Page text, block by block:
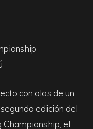
con olas de un
edición del
Championship, el